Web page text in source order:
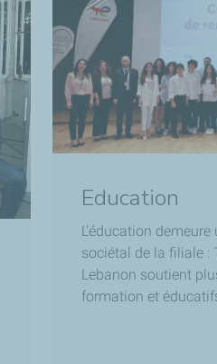
Education
L'éducation demeure
sociétal de la filiale :
Lebanon soutient
formation et